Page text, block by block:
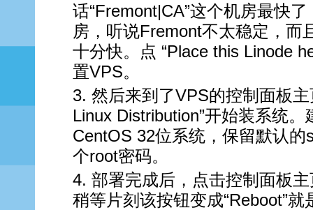
话“Fremont|CA”这个机房最快
房，听说Fremont不太稳定，而
十分快。点 “Place this Linode
置VPS。
然后来到了VPS的控制面板主
Linux Distribution”开始装系统
CentOS 32位系统，保留默认
个root密码。
部署完成后，点击控制面板主
稍等片刻该按钮变成“Reboot”